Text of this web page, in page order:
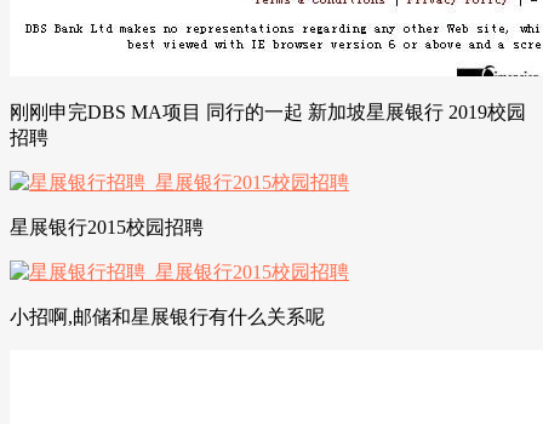
刚刚申完DBS MA项目 同行的一起 新加坡星展银行 2019校园
招聘
星展银行2015校园招聘
小招啊,邮储和星展银行有什么关系呢